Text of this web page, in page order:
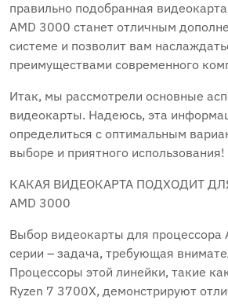
правильно подобранная
AMD 3000 станет отличным
системе и позволит вам
преимуществами современного
Итак, мы рассмотрели основные
видеокарты. Надеюсь, эта
определиться с оптимальным
выборе и приятного использования!
КАКАЯ ВИДЕОКАРТА ПОДХОДИТ
AMD 3000
Выбор видеокарты для процессора
серии – задача, требующая
Процессоры этой линейки, такие
Ryzen 7 3700X, демонстрируют